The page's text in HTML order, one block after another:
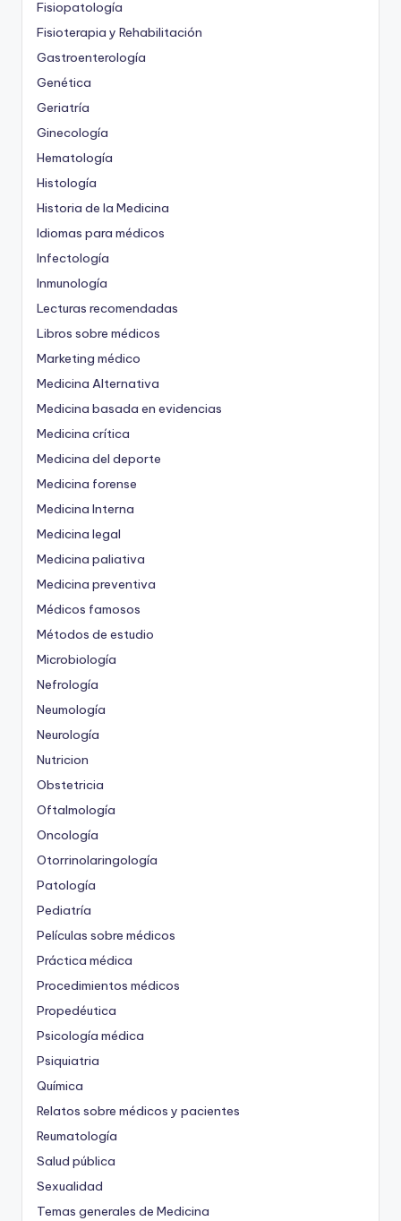
Fisiopatología
Fisioterapia y Rehabilitación
Gastroenterología
Genética
Geriatría
Ginecología
Hematología
Histología
Historia de la Medicina
Idiomas para médicos
Infectología
Inmunología
Lecturas recomendadas
Libros sobre médicos
Marketing médico
Medicina Alternativa
Medicina basada en evidencias
Medicina crítica
Medicina del deporte
Medicina forense
Medicina Interna
Medicina legal
Medicina paliativa
Medicina preventiva
Médicos famosos
Métodos de estudio
Microbiología
Nefrología
Neumología
Neurología
Nutricion
Obstetricia
Oftalmología
Oncología
Otorrinolaringología
Patología
Pediatría
Películas sobre médicos
Práctica médica
Procedimientos médicos
Propedéutica
Psicología médica
Psiquiatria
Química
Relatos sobre médicos y pacientes
Reumatología
Salud pública
Sexualidad
Temas generales de Medicina